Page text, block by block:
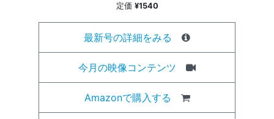
定価 ¥1540
最新号の詳細をみる
今月の映像コンテンツ
Amazonで購入する